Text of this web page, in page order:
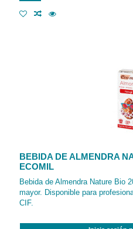
BEBIDA DE ALMENDRA
ECOMIL
Bebida de Almendra Nature Bio
mayor. Disponible para
CIF.